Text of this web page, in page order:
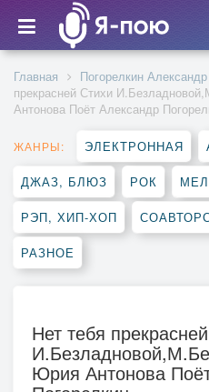
Главная Погорелкин
прекрасней Стихи
Антонова Поёт Александр
ЖАНРЫ: ЭЛЕКТРОННАЯ
ДЖАЗ, БЛЮЗ РОК
РЭП, ХИП-ХОП
РАЗНОЕ
Нет тебя
Юрия Антонова